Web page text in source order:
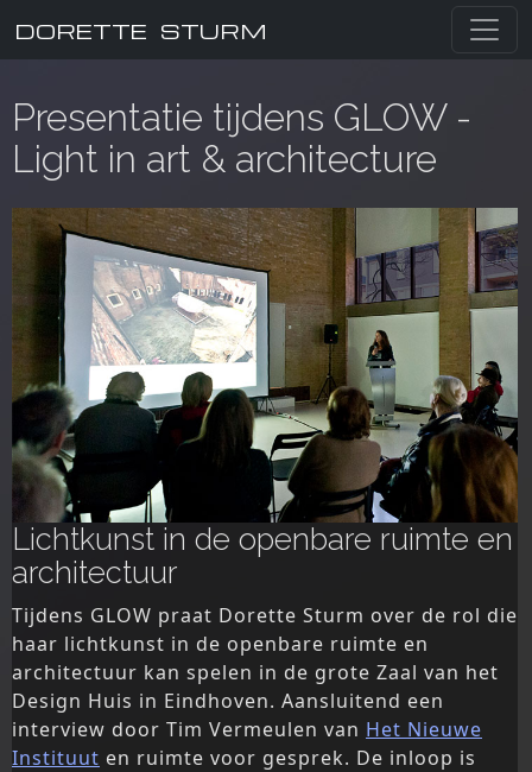
DORETTE STURM
Presentatie tijdens GLOW -
Light in art & architecture
Lichtkunst in de openbare ruimte en
architectuur
Tijdens GLOW praat Dorette Sturm over de rol die
haar lichtkunst in de openbare ruimte en
architectuur kan spelen in de grote Zaal van het
Design Huis in Eindhoven. Aansluitend een
interview door Tim Vermeulen van Het Nieuwe
Instituut en ruimte voor gesprek. De inloop is